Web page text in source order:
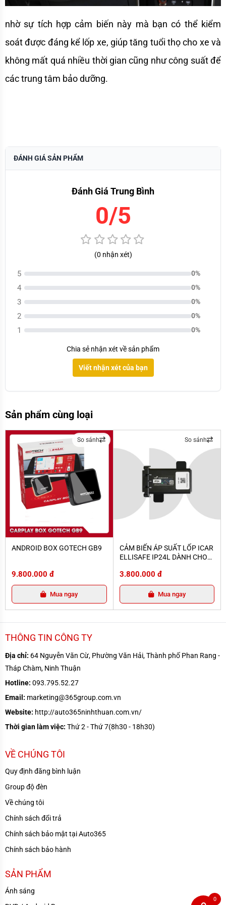
nhờ sự tích hợp cảm biến này mà bạn có thể kiểm
soát được đáng kể lốp xe, giúp tăng tuổi thọ cho xe và
không mất quá nhiều thời gian cũng như công suất để
các trung tâm bảo dưỡng.
ĐÁNH GIÁ SẢN PHẨM
Đánh Giá Trung Bình
0/5
(0 nhận xét)
5 0%
4 0%
3 0%
2 0%
1 0%
Chia sẻ nhận xét về sản phẩm
Viết nhận xét của bạn
Sản phẩm cùng loại
So sánh
ANDROID BOX GOTECH GB9
9.800.000 đ
Mua ngay
CẢM BIẾN ÁP SUẤT LỐP ICAR
So sánh
CẢM BIẾN ÁP SUẤT LỐP ICAR
ELLISAFE IP24L DÀNH CHO
3.800.000 đ
Mua ngay
THÔNG TIN CÔNG TY
Địa chỉ: 64 Nguyễn Văn Cừ, Phường Văn Hải, Thành phố Phan Rang -
Tháp Chàm, Ninh Thuận
Hotline: 093.795.52.27
Email: marketing@365group.com.vn
Website: http://auto365ninhthuan.com.vn/
Thời gian làm việc: Thứ 2 - Thứ 7(8h30 - 18h30)
VỀ CHÚNG TÔI
Quy định đăng bình luận
Group độ đèn
Về chúng tôi
Chính sách đổi trả
Chính sách bảo mật tại Auto365
Chính sách bảo hành
SẢN PHẨM
Ánh sáng
0